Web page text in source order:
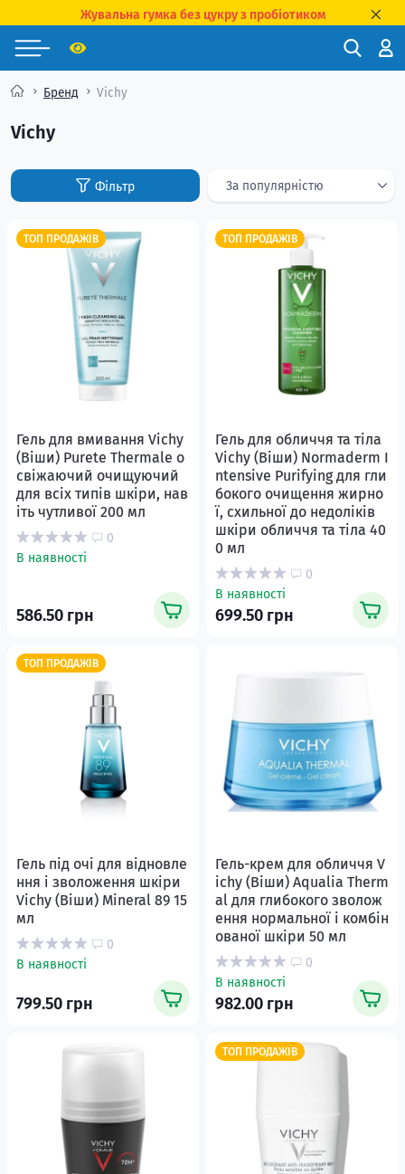
Жувальна гумка без цукру з пробіотиком
Бренд Vichy
Vichy
ТОП ПРОДАЖІВ
Гель для вмивання Vichy
(Віши) Purete Thermale о
свіжаючий очищуючий
для всіх типів шкіри, нав
іть чутливої 200 мл
0
В наявності
586.50 грн
ТОП ПРОДАЖІВ
Гель для обличчя та тіла
Vichy (Віши) Normaderm I
ntensive Purifying для гли
бокого очищення жирно
ї, схильної до недоліків
шкіри обличчя та тіла 40
0 мл
0
В наявності
699.50 грн
ТОП ПРОДАЖІВ
Гель пiд очi для відновле
ння і зволоження шкіри
Vichy (Віши) Mineral 89 15
мл
0
В наявності
799.50 грн
Гель-крем для обличчя V
ichy (Віши) Aqualia Therm
al для глибокого зволож
ення нормальної і комбін
ованої шкіри 50 мл
0
В наявності
982.00 грн
ТОП ПРОДАЖІВ